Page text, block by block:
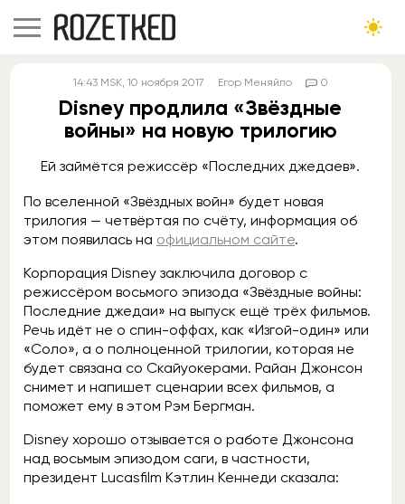
14:43 MSK, 10 ноября 2017 Егор Меняйло 0
Disney продлила «Звёздные
войны» на новую трилогию
Ей займётся режиссёр «Последних джедаев».
По вселенной «Звёздных войн» будет новая
трилогия — четвёртая по счёту, информация об
этом появилась на официальном сайте.
Корпорация Disney заключила договор с
режиссёром восьмого эпизода «Звёздные войны:
Последние джедаи» на выпуск ещё трёх фильмов.
Речь идёт не о спин-оффах, как «Изгой-один» или
«Соло», а о полноценной трилогии, которая не
будет связана со Скайуокерами. Райан Джонсон
снимет и напишет сценарии всех фильмов, а
поможет ему в этом Рэм Бергман.
Disney хорошо отзывается о работе Джонсона
над восьмым эпизодом саги, в частности,
президент Lucasfilm Кэтлин Кеннеди сказала: